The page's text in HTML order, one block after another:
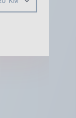
Straal